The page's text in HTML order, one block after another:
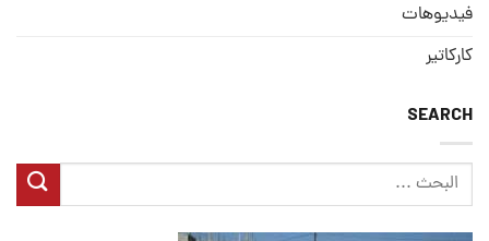
فيديوهات
كاركاتير
SEARCH